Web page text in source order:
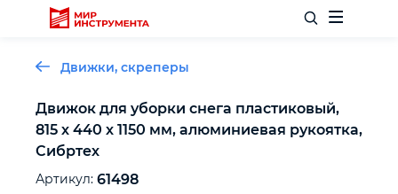
Отделочный инструмент
Слесарный инструмент
Движки, скреперы
Движок для уборки снега пластиковый,
815 х 440 х 1150 мм, алюминиевая рукоятка,
Сибртех
Артикул: 61498